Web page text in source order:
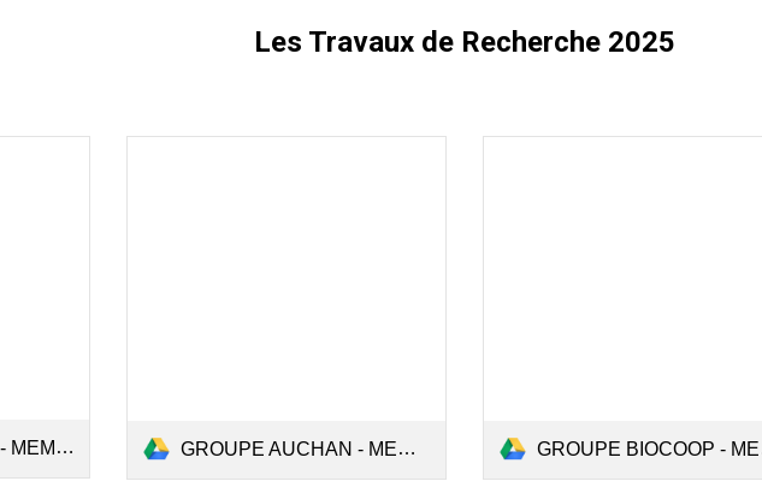
Les Travaux de Recherche 2025
GROUPE AUCHAN - MEMOIRE.pdf GROUPE BIOCOOP - MEMOIRE.docx